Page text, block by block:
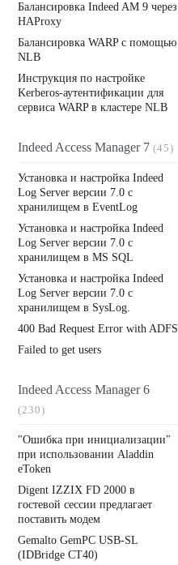
Балансировка Indeed AM 9 через
HAProxy
Балансировка WARP с помощью
NLB
Инструкция по настройке
Kerberos-аутентификации для
сервиса WARP в кластере NLB
Indeed Access Manager 7 (45)
Установка и настройка Indeed
Log Server версии 7.0 с
хранилищем в EventLog
Установка и настройка Indeed
Log Server версии 7.0 с
хранилищем в MS SQL
Установка и настройка Indeed
Log Server версии 7.0 с
хранилищем в SysLog.
400 Bad Request Error with ADFS
Failed to get users
Indeed Access Manager 6
(230)
"Ошибка при инициализации"
при использовании Aladdin
eToken
Digent IZZIX FD 2000 в
гостевой сессии предлагает
поставить модем
Gemalto GemPC USB-SL
(IDBridge CT40)